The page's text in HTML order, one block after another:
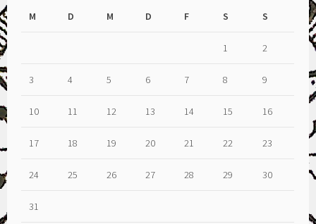
M
D M D F S S
1 2
3 4 5 6 7 8 9
10 11 12 13 14 15 16
17 18 19 20 21 22 23
24 25 26 27 28 29 30
31